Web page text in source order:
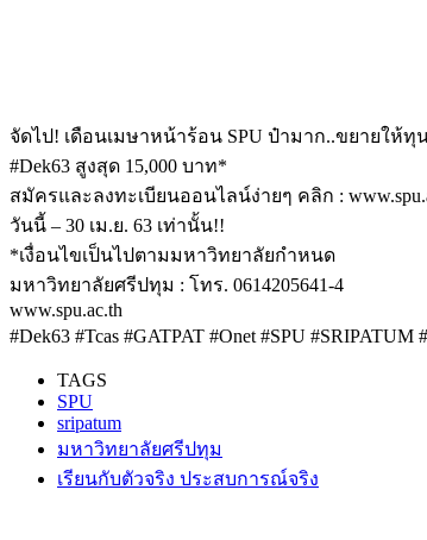
จัดไป! เดือนเมษาหน้าร้อน SPU ป๋ามาก..ขยายให้ทุ
#Dek63 สูงสุด 15,000 บาท*
สมัครและลงทะเบียนออนไลน์ง่ายๆ คลิก :
วันนี้ – 30 เม.ย. 63 เท่านั้น!!
*เงื่อนไขเป็นไปตามมหาวิทยาลัยกำหนด
มหาวิทยาลัยศรีปทุม : โทร. 0614205641-4
www.spu.ac.th
#Dek63 #Tcas #GATPAT #Onet #SPU
TAGS
SPU
sripatum
มหาวิทยาลัยศรีปทุม
เรียนกับตัวจริง ประสบการณ์จริง